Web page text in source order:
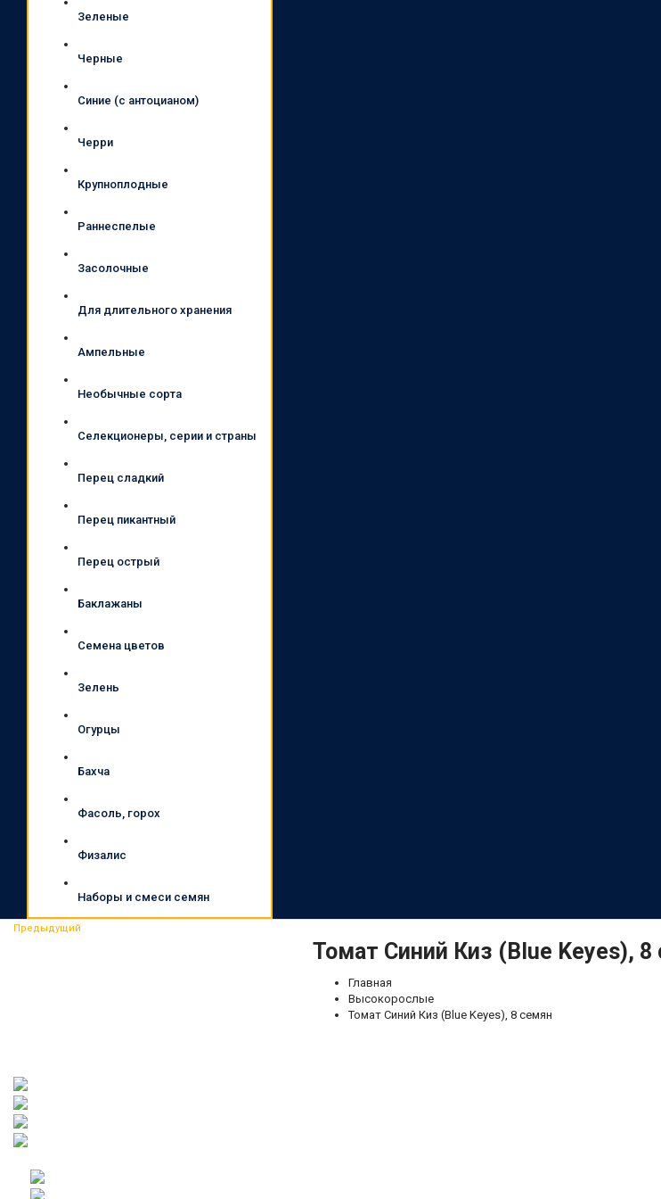
Зеленые
Черные
Синие (с антоцианом)
Черри
Крупноплодные
Раннеспелые
Засолочные
Для длительного хранения
Ампельные
Необычные сорта
Селекционеры, серии и страны
Перец сладкий
Перец пикантный
Перец острый
Баклажаны
Семена цветов
Зелень
Огурцы
Бахча
Фасоль, горох
Физалис
Наборы и смеси семян
Предыдущий
Томат Синий Киз (Blue Keyes), 8
Главная
Высокорослые
Томат Синий Киз (Blue Keyes), 8 семян